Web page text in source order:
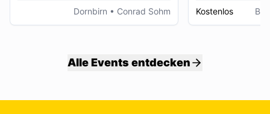
Dornbirn • Conrad Sohm Kostenlos
Alle Events entdecken